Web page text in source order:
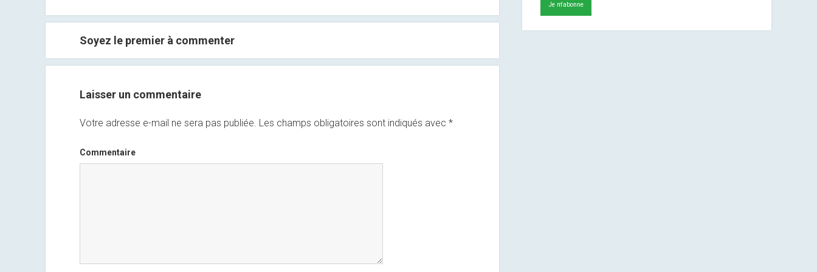
Soyez le premier à commenter
Laisser un commentaire
Votre adresse e-mail ne sera pas publiée. Les champs obligatoires sont indiqués avec *
Commentaire